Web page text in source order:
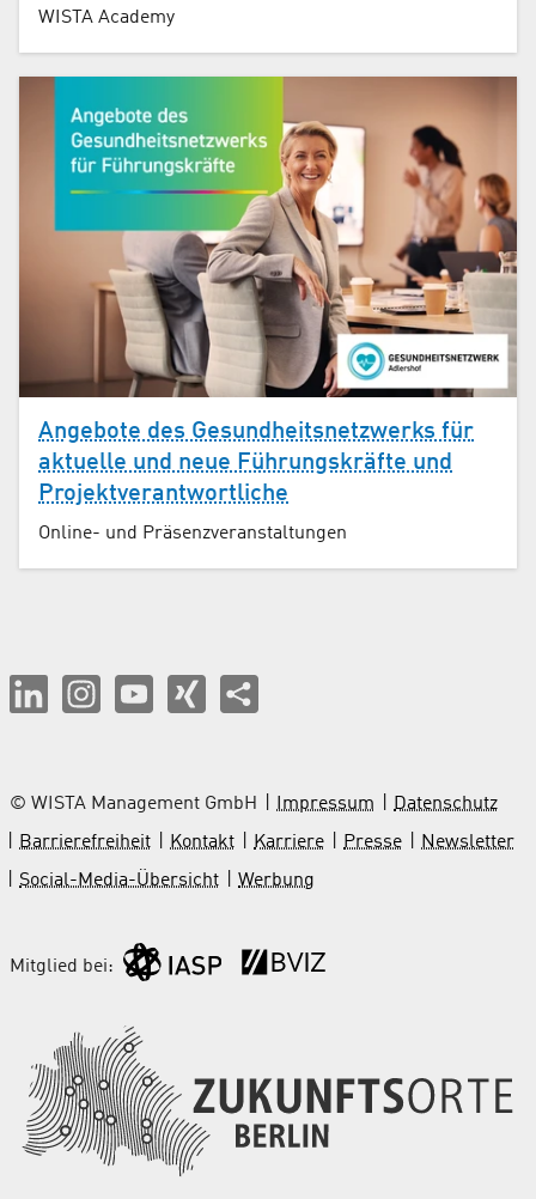
WISTA Academy
Angebote des Gesundheits­netzwerks für
aktuelle und neue Führungskräfte und
Projekt­verantwortliche
Online- und Präsenzveranstaltungen
© WISTA Management GmbH Impressum
Datenschutz
Barrierefreiheit
Kontakt Karriere Presse
Newsletter
Social-Media-Übersicht
Werbung
Mitglied bei: